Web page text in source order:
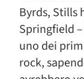
Byrds, Stills
Springfield
uno dei
rock,